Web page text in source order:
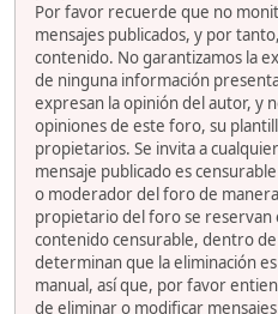
Por favor recuerde que no
mensajes publicados, y por
contenido. No garantizamos la
de ninguna información
expresan la opinión del autor, y
opiniones de este foro, su
propietarios. Se invita a
mensaje publicado es
o moderador del foro de
propietario del foro se reservan
contenido censurable, dentro
determinan que la eliminación
manual, así que, por favor
de eliminar o modificar